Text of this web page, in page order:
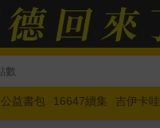
公益書包 16647續集 吉伊卡哇
玩具總動員5 超慢跑